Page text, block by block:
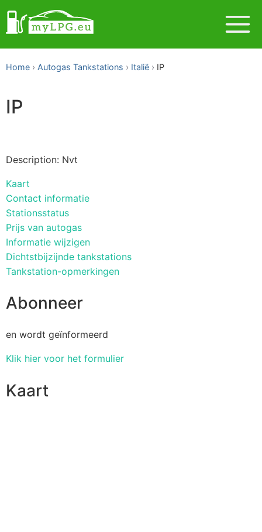
Home Autogas Tankstations Italië IP
IP
Description: Nvt
Kaart
Contact informatie
Stationsstatus
Prijs van autogas
Informatie wijzigen
Dichtstbijzijnde tankstations
Tankstation-opmerkingen
Abonneer
en wordt geïnformeerd
Klik hier voor het formulier
Kaart